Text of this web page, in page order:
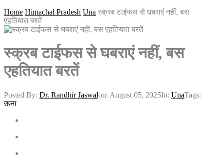
Home Himachal Pradesh Una स्क्रब टाईफस से घबराएं नहीं, बस
एहतियात बरतें
स्क्रब टाईफस से घबराएं नहीं, बस
एहतियात बरतें
Posted By: Dr. Randhir Jaswalon: August 05, 2025In: UnaTags:
ऊना